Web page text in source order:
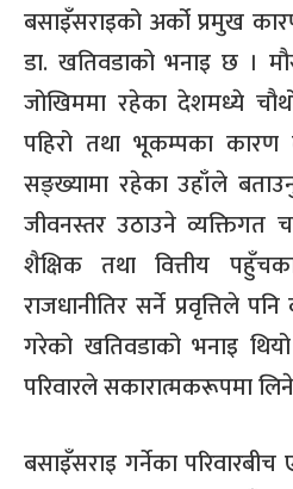
बसाइँसराइको अर्को प्रमुख
डा. खतिवडाको भनाइ छ ।
जोखिममा रहेका देशमध्ये
पहिरो तथा भूकम्पका
सङ्ख्यामा रहेका उहाँले
जीवनस्तर उठाउने व्यक्तिगत
शैक्षिक तथा वित्तीय
राजधानीतिर सर्ने प्रवृत्तिले
गरेको खतिवडाको भनाइ
परिवारले सकारात्मकरूपमा
बसाइँसराइ गर्नेका